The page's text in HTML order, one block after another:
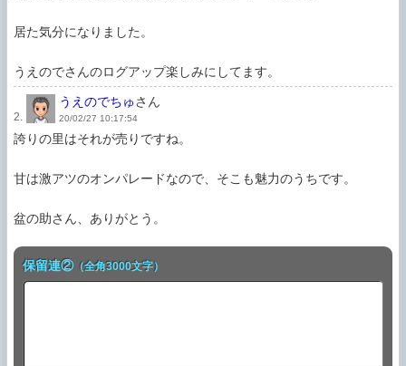
居た気分になりました。
うえのでさんのログアップ楽しみにしてます。
2.
うえのでちゅさん
20/02/27 10:17:54
誇りの里はそれが売りですね。
甘は激アツのオンパレードなので、そこも魅力のうちです。
保留連② （全角3000文字）